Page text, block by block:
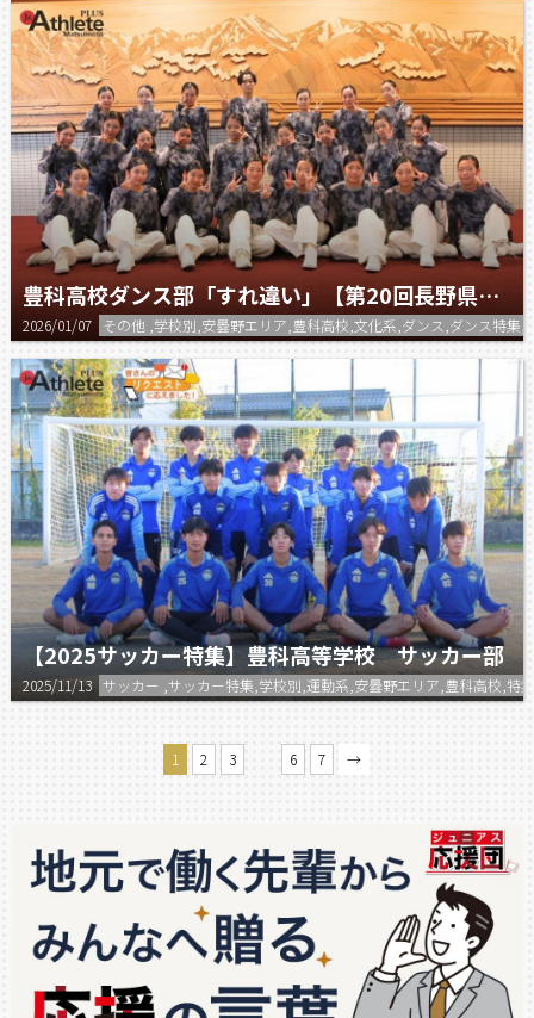
豊科高校ダンス部「すれ違い」【第20回長野県高等学校ダンスフェスティバル】
2026/01/07 その他 ,学校別,安曇野エリア,豊科高校,文化系,ダンス,ダンス特集,
【2025サッカー特集】豊科高等学校 サッカー部
2025/11/13 サッカー ,サッカー特集,学校別,運動系,安曇野エリア,豊科高校,特
1 2 3 6 7 →